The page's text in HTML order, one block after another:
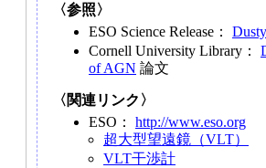
〈参照〉
ESO Science Release：
Cornell University Library：
of AGN 論文
〈関連リンク〉
ESO： http://www.eso.org
超大型望遠鏡（VLT）
VLT干渉計